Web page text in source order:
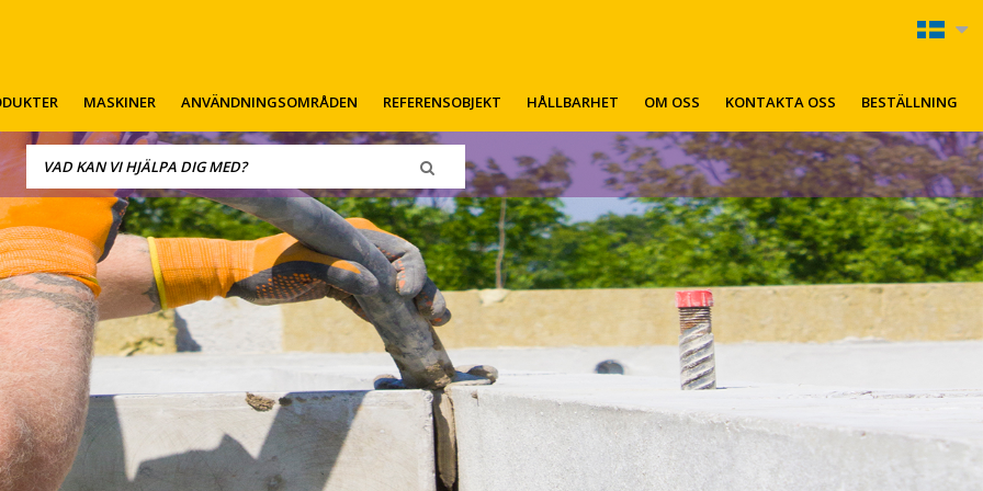
MASKINER ANVÄNDNINGSOMRÅDEN REFERENSOBJEKT HÅLLBARHET OM OSS KONTAKTA OSS BESTÄLLNING